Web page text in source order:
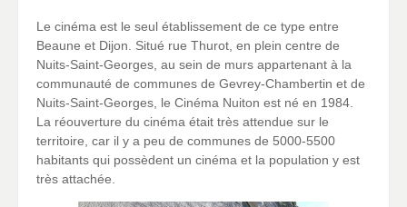
Le cinéma est le seul établissement de ce type entre
Beaune et Dijon. Situé rue Thurot, en plein centre de
Nuits-Saint-Georges, au sein de murs appartenant à la
communauté de communes de Gevrey-Chambertin et de
Nuits-Saint-Georges, le Cinéma ­Nuiton est né en 1984.
La réouverture du cinéma était très attendue sur le
territoire, car il y a peu de communes de 5000-5500
habitants qui possèdent un cinéma et la population y est
très attachée.